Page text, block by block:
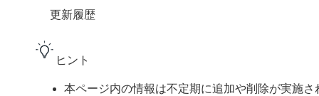
更新履歴
ヒント
本ページ内の情報は不定期に追加や削除が実施さ